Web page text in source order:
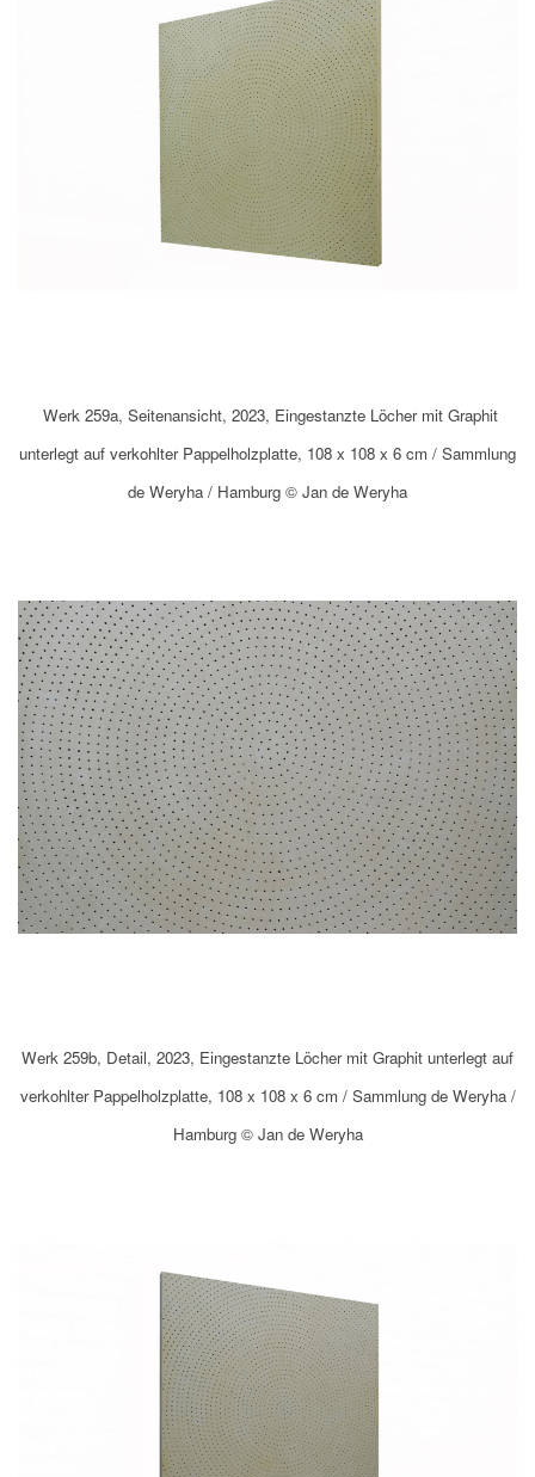
Werk 259a, Seitenansicht, 2023, Eingestanzte Löcher mit Graphit
unterlegt auf verkohlter Pappelholzplatte, 108 x 108 x 6 cm / Sammlung
de Weryha / Hamburg © Jan de Weryha
Werk 259b, Detail, 2023, Eingestanzte Löcher mit Graphit unterlegt auf
verkohlter Pappelholzplatte, 108 x 108 x 6 cm / Sammlung de Weryha /
Hamburg © Jan de Weryha